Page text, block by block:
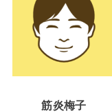
筋炎梅子